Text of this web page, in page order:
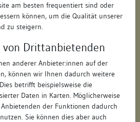
am besten frequentiert sind oder
können, um die Qualität unserer
zu steigern.
von Drittanbietenden
anderer Anbieter:innen auf der
können wir Ihnen dadurch weitere
betrifft beispielsweise die
Daten in Karten. Möglicherweise
der Funktionen dadurch
Sie können dies aber auch
Conrad-Gröber-Straße
6
78464
Konstanz
Freiburg
Konstanz (Landkreis)